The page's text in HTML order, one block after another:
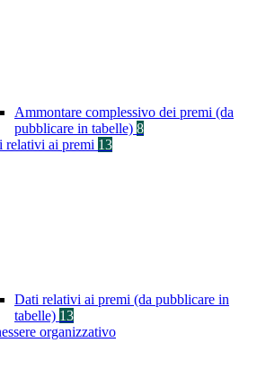
Ammontare complessivo dei premi (da
pubblicare in tabelle) 8
relativi ai premi 13
Dati relativi ai premi (da pubblicare in
tabelle) 13
organizzativo